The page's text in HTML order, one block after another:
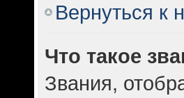
Вернуться к
Что такое
Звания,